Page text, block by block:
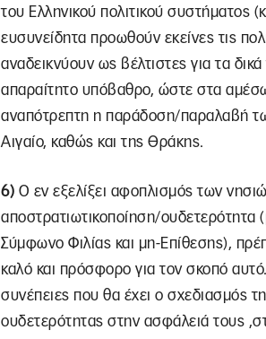
του Ελληνικού πολιτικού συστήματος
ευσυνείδητα προωθούν εκείνες τις
αναδεικνύουν ως βέλτιστες για τα
απαραίτητο υπόβαθρο, ώστε στα
αναπότρεπτη η παράδοση/παραλαβή
Αιγαίο, καθώς και της Θράκης.
6) Ο εν εξελίξει αφοπλισμός των
αποστρατιωτικοποίηση/ουδετερότητα
Σύμφωνο Φιλίας και μη-Επίθεσης),
καλό και πρόσφορο για τον σκοπό
συνέπειες που θα έχει ο σχεδιασμός
ουδετερότητας στην ασφάλειά τους